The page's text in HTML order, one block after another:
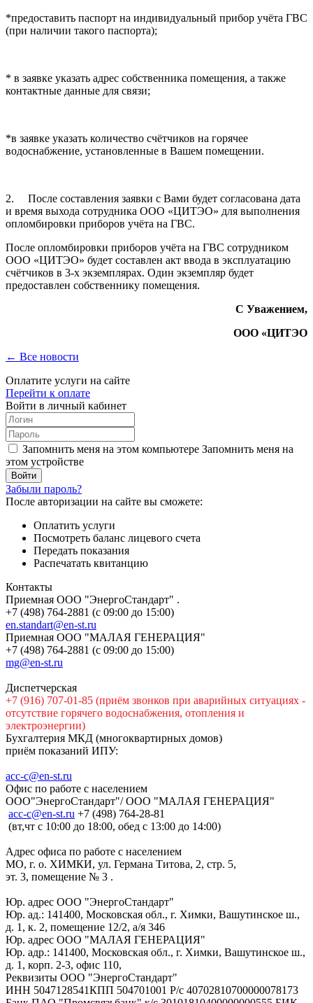
*предоставить паспорт на индивидуальный прибор учёта ГВС
(при наличии такого паспорта);
* в заявке указать адрес собственника помещения, а также
контактные данные для связи;
*в заявке указать количество счётчиков на горячее
водоснабжение, установленные в Вашем помещении.
2. После составления заявки с Вами будет согласована дата
и время выхода сотрудника ООО «ЦИТЭО» для выполнения
опломбировки приборов учёта на ГВС.
После опломбировки приборов учёта на ГВС сотрудником
ООО «ЦИТЭО» будет составлен акт ввода в эксплуатацию
счётчиков в 3-х экземплярах. Один экземпляр будет
предоставлен собственнику помещения.
С Уважением,
ООО «ЦИТЭО
← Все новости
Оплатите услуги на сайте
Перейти к оплате
Войти в личный кабинет
Запомнить меня на этом компьютере Запомнить меня на
этом устройстве
Забыли пароль?
После авторизации на сайте вы сможете:
Оплатить услуги
Посмотреть баланс лицевого счета
Передать показания
Распечатать квитанцию
Контакты
Приемная ООО "ЭнергоСтандарт" .
+7 (498) 764-2881 (с 09:00 до 15:00)
en.standart@en-st.ru
Приемная ООО "МАЛАЯ ГЕНЕРАЦИЯ"
+7 (498) 764-2881 (с 09:00 до 15:00)
mg@en-st.ru
Диспетчерская
+7 (916) 707-01-85 (приём звонков при аварийных ситуациях -
отсутствие горячего водоснабжения, отопления и
электроэнергии)
Бухгалтерия МКД (многоквартирных домов)
приём показаний ИПУ:
acc-c@en-st.ru
Офис по работе с населением
ООО"ЭнергоСтандарт"/ ООО "МАЛАЯ ГЕНЕРАЦИЯ"
асс-с@en-st.ru +7 (498) 764-28-81
(вт,чт с 10:00 до 18:00, обед с 13:00 до 14:00)
Адрес офиса по работе с населением
МО, г. о. ХИМКИ, ул. Германа Титова, 2, стр. 5,
эт. 3, помещение № 3 .
Юр. адрес ООО "ЭнергоСтандарт"
Юр. ад.: 141400, Московская обл., г. Химки, Вашутинское ш.,
д. 1, к. 2, помещение 12/2, а/я 346
Юр. адрес ООО "МАЛАЯ ГЕНЕРАЦИЯ"
Юр. адр.: 141400, Московская обл., г. Химки, Вашутинское ш.,
д. 1, корп. 2-3, офис 110,
Реквизиты ООО "ЭнергоСтандарт"
ИНН 5047128541КПП 504701001 Р/с 40702810700000078173